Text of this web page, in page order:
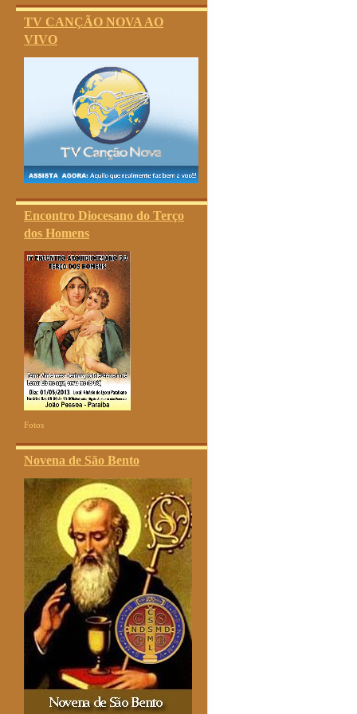
TV CANÇÃO NOVA AO
VIVO
Encontro Diocesano do Terço
dos Homens
Fotos
Novena de São Bento